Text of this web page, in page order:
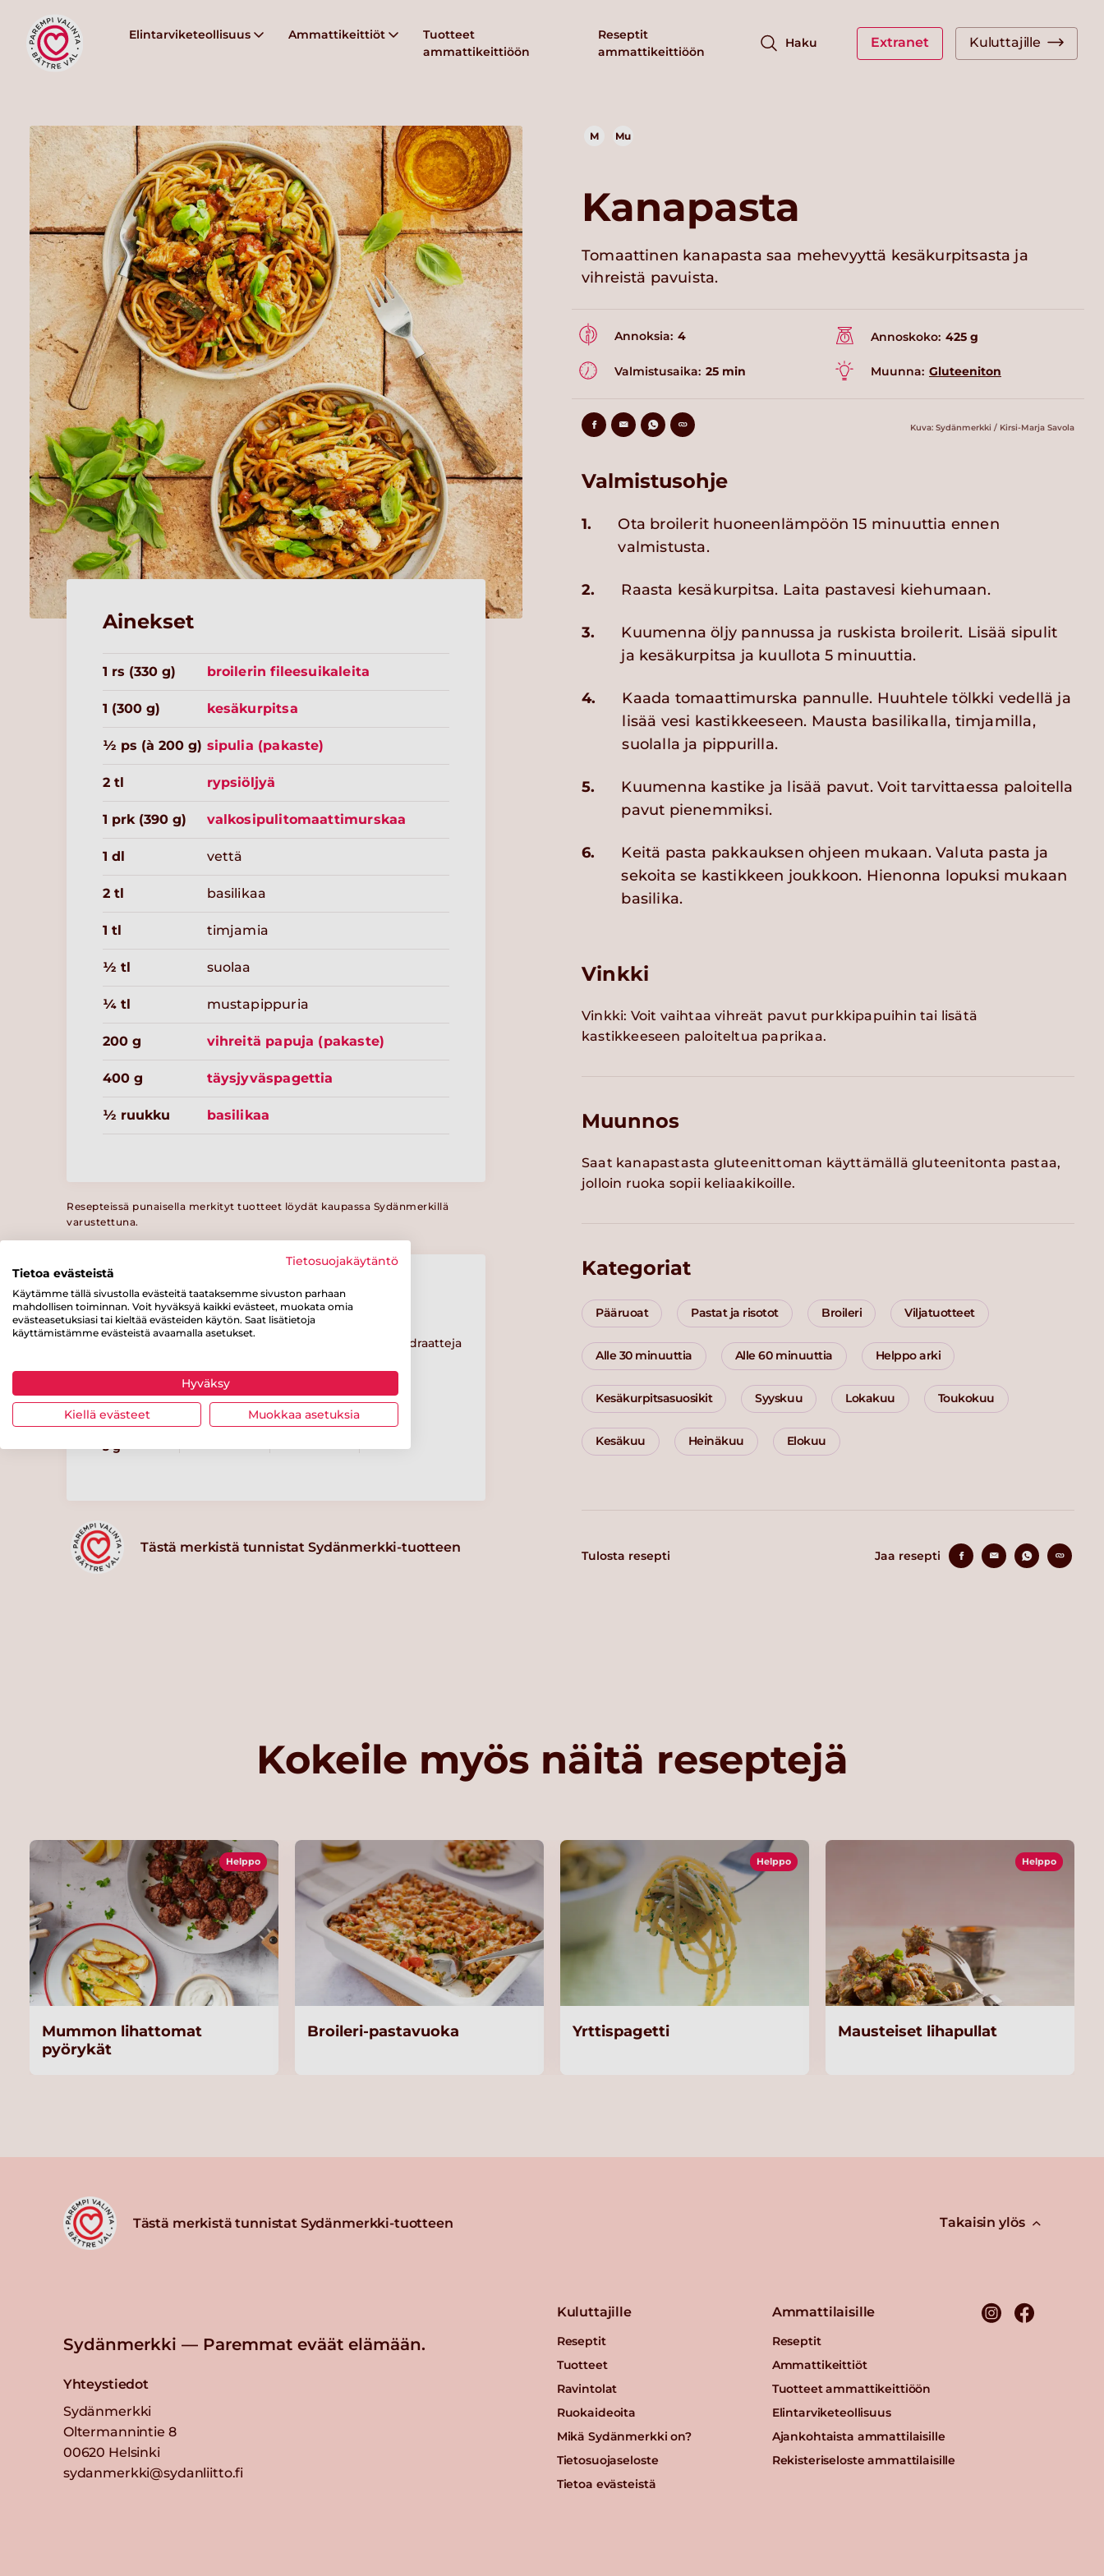
Elintarviketeollisuus Ammattikeittiöt
Tuotteet
ammattikeittiöön
Reseptit
ammattikeittiöön
Haku Extranet Kuluttajille
Ainekset
1 rs (330 g) broilerin fileesuikaleita
1 (300 g) kesäkurpitsa
½ ps (à 200 g) sipulia (pakaste)
2 tl rypsiöljyä
1 prk (390 g) valkosipulitomaattimurskaa
1 dl vettä
2 tl basilikaa
1 tl timjamia
½ tl suolaa
¼ tl mustapippuria
200 g vihreitä papuja (pakaste)
400 g täysjyväspagettia
½ ruukku basilikaa
Resepteissä punaisella merkityt tuotteet löydät kaupassa Sydänmerkillä
varustettuna.
Ravintosisältö/ 100 g
rasvaa
Hiilihydraatteja
josta
sokereita
3 g
Proteiinia
Tästä merkistä tunnistat Sydänmerkki-tuotteen
M Mu
Kanapasta
Tomaattinen kanapasta saa mehevyyttä kesäkurpitsasta ja
vihreistä pavuista.
Annoksia: 4 Annoskoko: 425 g
Valmistusaika: 25 min Muunna: Gluteeniton
Kuva: Sydänmerkki / Kirsi-Marja Savola
Valmistusohje
1.
Ota broilerit huoneenlämpöön 15 minuuttia ennen
valmistusta.
2. Raasta kesäkurpitsa. Laita pastavesi kiehumaan.
3.
Kuumenna öljy pannussa ja ruskista broilerit. Lisää sipulit
ja kesäkurpitsa ja kuullota 5 minuuttia.
4.
Kaada tomaattimurska pannulle. Huuhtele tölkki vedellä ja
lisää vesi kastikkeeseen. Mausta basilikalla, timjamilla,
suolalla ja pippurilla.
5.
Kuumenna kastike ja lisää pavut. Voit tarvittaessa paloitella
pavut pienemmiksi.
6.
Keitä pasta pakkauksen ohjeen mukaan. Valuta pasta ja
sekoita se kastikkeen joukkoon. Hienonna lopuksi mukaan
basilika.
Vinkki
Vinkki: Voit vaihtaa vihreät pavut purkkipapuihin tai lisätä
kastikkeeseen paloiteltua paprikaa.
Muunnos
Saat kanapastasta gluteenittoman käyttämällä gluteenitonta pastaa,
jolloin ruoka sopii keliaakikoille.
Kategoriat
Pääruoat Pastat ja risotot Broileri Viljatuotteet
Alle 30 minuuttia Alle 60 minuuttia Helppo arki
Kesäkurpitsasuosikit Syyskuu Lokakuu Toukokuu
Kesäkuu Heinäkuu Elokuu
Tulosta resepti Jaa resepti
Kokeile myös näitä reseptejä
Helppo
Mummon lihattomat
pyörykät
Broileri-pastavuoka
Helppo
Yrttispagetti
Helppo
Mausteiset lihapullat
Tästä merkistä tunnistat Sydänmerkki-tuotteen Takaisin ylös
Sydänmerkki — Paremmat eväät elämään.
Yhteystiedot
Sydänmerkki
Oltermannintie 8
00620 Helsinki
sydanmerkki@sydanliitto.fi
Kuluttajille
Reseptit
Tuotteet
Ravintolat
Ruokaideoita
Mikä Sydänmerkki on?
Tietosuojaseloste
Tietoa evästeistä
Ammattilaisille
Reseptit
Ammattikeittiöt
Tuotteet ammattikeittiöön
Elintarviketeollisuus
Ajankohtaista ammattilaisille
Rekisteriseloste ammattilaisille
Tietosuojakäytäntö
Tietoa evästeistä
Käytämme tällä sivustolla evästeitä taataksemme sivuston parhaan
mahdollisen toiminnan. Voit hyväksyä kaikki evästeet, muokata omia
evästeasetuksiasi tai kieltää evästeiden käytön. Saat lisätietoja
käyttämistämme evästeistä avaamalla asetukset.
Hyväksy
Kiellä evästeet Muokkaa asetuksia